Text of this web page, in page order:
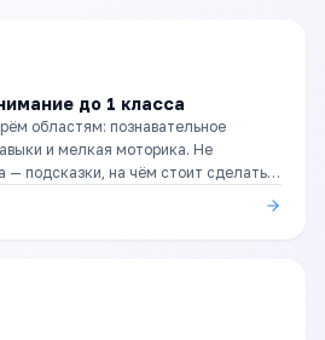
до 1 класса
областям: познавательное
и мелкая моторика. Не
— подсказки, на чём стоит сделать